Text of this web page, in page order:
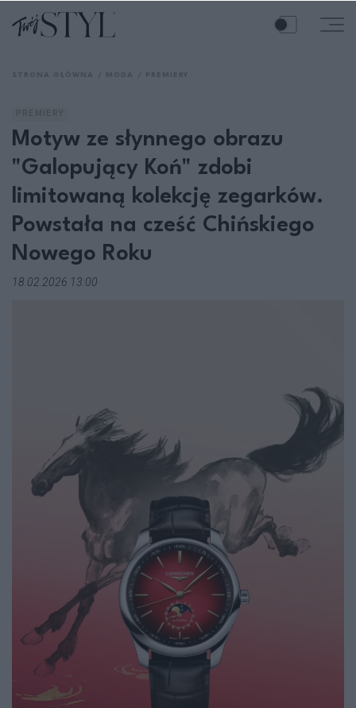
Motyw ze słynnego obrazu
"Galopujący Koń" zdobi
limitowaną kolekcję zegarków.
Powstała na cześć Chińskiego
Nowego Roku
18.02.2026 13:00